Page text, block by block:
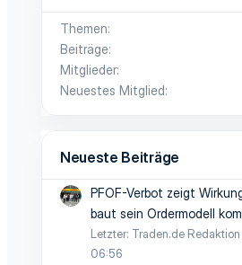
Themen
Beiträge
Mitglieder
Neuestes Mitglied
Neueste Beiträge
PFOF-Verbot zeigt
baut sein Ordermodell
Letzter: Traden.de Redaktion
06:56